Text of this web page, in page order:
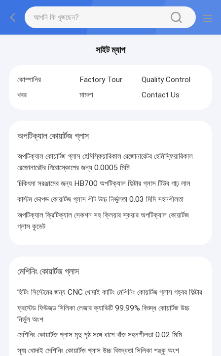
সাইট ম্যাপ
কোম্পানির Factory Tour
Quality Control
খবর
মামলা Contact Us
অপটিক্যাল কোয়ার্টজ গ্লাস
অপটিক্যাল কোয়ার্টজ গ্লাস হেমিস্ফিয়ারিকাল রেজোনারেটর হেমিস্ফিয়ারিকাল
রেজোনারেটর গিরোস্কোপের জন্য 0.0005 মিমি
চিকিৎসা সরঞ্জামের জন্য HB700 অপটিক্যাল ফিল্টার গ্লাস টিউব গাঢ় লাল
কাস্টম ডোপড কোয়ার্টজ গ্লাস শীট উচ্চ নির্ভুলতা 0.03 মিমি সহনশীলতা
অপটিক্যাল ক্রিটিক্যাল সেকশন সহ ক্লিয়ার স্কয়ার অপটিক্যাল কোয়ার্টজ
গ্লাস কুভেট
মেশিনিং কোয়ার্টজ গ্লাস
হিটিং সিস্টেমের জন্য CNC খোদাই কাটিং মেশিনিং কোয়ার্টজ গ্লাস গহ্বর ফিল্টার
ফ্রস্টেড ফিউজড সিলিকা লেজার ক্যাভিটি 99.99% বিশুদ্ধ কোয়ার্টজ উচ্চ
নির্ভুল অংশ
মেশিনিং কোয়ার্টজ গ্লাস মৃদু পৃষ্ঠ সঙ্গে ধাপে খাঁজ সহনশীলতা 0.02 মিমি
সূক্ষ্ম খোদাই মেশিনিং কোয়ার্টজ গ্লাস উচ্চ বিশুদ্ধতা সিলিকা শঙ্কু অংশ